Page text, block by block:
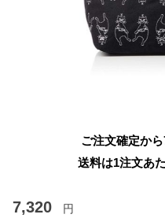
ご注文確定か
送料は1注文あ
7,320 円